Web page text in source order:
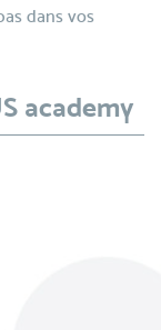
dans vos
academy